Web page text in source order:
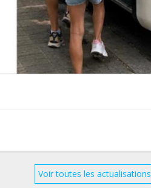
Voir toutes les actualisations